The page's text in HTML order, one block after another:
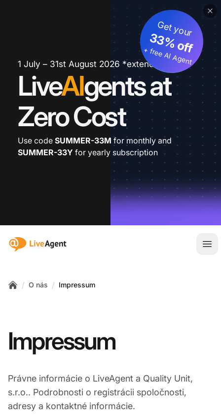
1 July – 31st August 2026 *extended
LiveAIgents at
Zero Cost
Get your
33% off
+ free AI Agent
Use code SUMMER-33M for monthly and
SUMMER-33Y for yearly subscription
:site.title
/ O nás / Impressum
Impressum
Právne informácie o LiveAgent a Quality Unit,
s.r.o.. Podrobnosti o registrácii spoločnosti,
adresy a kontaktné informácie.